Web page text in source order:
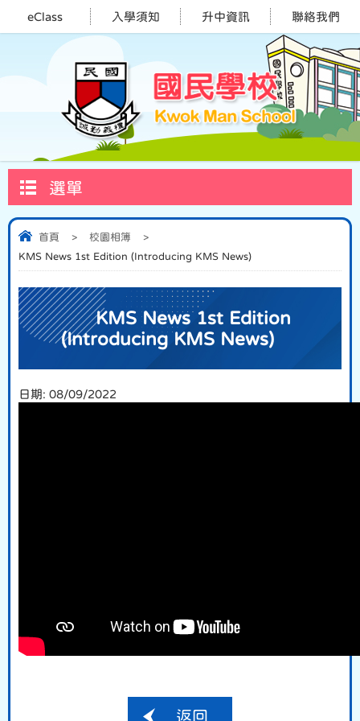
eClass 入學須知 升中資訊 聯絡我們
選單
首頁 > 校園相簿
>
KMS News 1st Edition (Introducing KMS News)
KMS News 1st Edition
(Introducing KMS News)
日期: 08/09/2022
返回